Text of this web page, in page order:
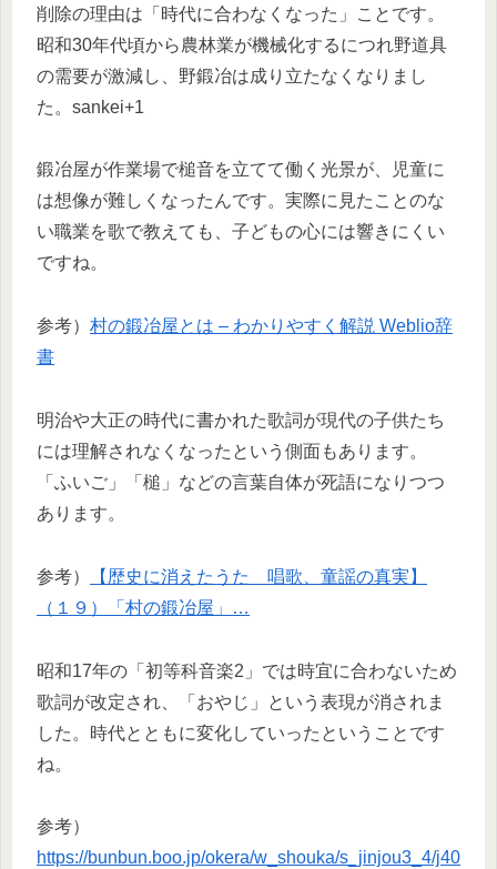
削除の理由は「時代に合わなくなった」ことです。
昭和30年代頃から農林業が機械化するにつれ野道具
の需要が激減し、野鍛冶は成り立たなくなりまし
た。sankei+1
鍛冶屋が作業場で槌音を立てて働く光景が、児童に
は想像が難しくなったんです。実際に見たことのな
い職業を歌で教えても、子どもの心には響きにくい
ですね。
参考） 村の鍛冶屋とは – わかりやすく解説 Weblio辞
書
明治や大正の時代に書かれた歌詞が現代の子供たち
には理解されなくなったという側面もあります。
「ふいご」「槌」などの言葉自体が死語になりつつ
あります。
参考）
【歴史に消えたうた 唱歌、童謡の真実】
（１９）「村の鍛冶屋」…
昭和17年の「初等科音楽2」では時宜に合わないため
歌詞が改定され、「おやじ」という表現が消されま
した。時代とともに変化していったということです
ね。
参考）
https://bunbun.boo.jp/okera/w_shouka/s_jinjou3_4/j40